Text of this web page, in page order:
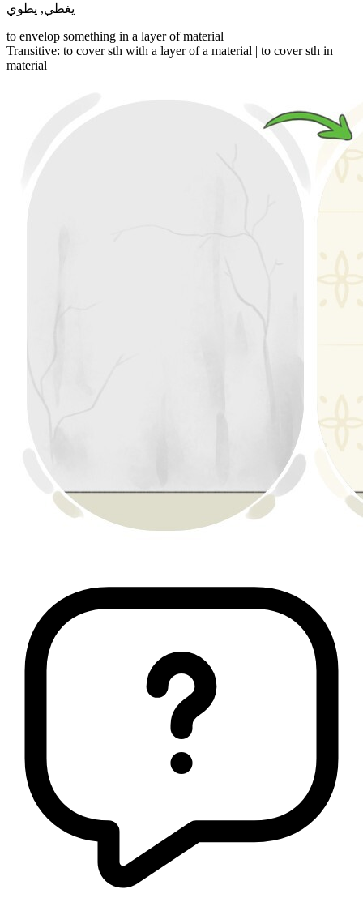
يغطي, يطوي
to envelop something in a layer of material
Transitive: to coversth with a layer of a material | to coversth in
material